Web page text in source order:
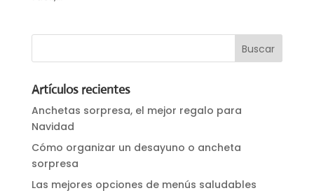
Artículos recientes
Anchetas sorpresa, el mejor regalo para
Navidad
Cómo organizar un desayuno o ancheta
sorpresa
Las mejores opciones de menús saludables